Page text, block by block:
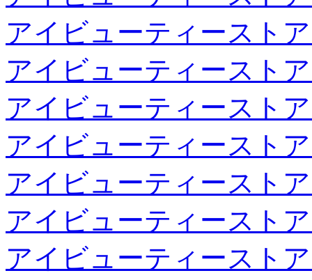
アイビューティースト
アイビューティースト
アイビューティースト
アイビューティースト
アイビューティースト
アイビューティースト
アイビューティースト